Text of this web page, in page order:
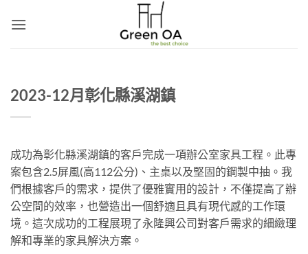
2023-12月彰化縣溪湖鎮
成功為彰化縣溪湖鎮的客戶完成一項辦公室家具工程。此專
案包含2.5屏風(高112公分)、主桌以及堅固的鋼製中抽。我
們根據客戶的需求，提供了優雅實用的設計，不僅提高了辦
公空間的效率，也營造出一個舒適且具有現代感的工作環
境。這次成功的工程展現了永隆興公司對客戶需求的細緻理
解和專業的家具解決方案。